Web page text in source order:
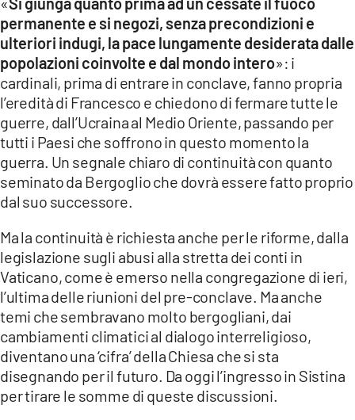
CATANZAROCHANNEL.IT
LACAPITALENEWS.IT
App
ANDROID
APPLE
permanente e si negozi, senza precondizioni e
ulteriori indugi, la pace lungamente desiderata dalle
popolazioni coinvolte e dal mondo intero»: i
cardinali, prima di entrare in conclave, fanno propria
l’eredità di Francesco e chiedono di fermare tutte le
guerre, dall’Ucraina al Medio Oriente, passando per
tutti i Paesi che soffrono in questo momento la
guerra. Un segnale chiaro di continuità con quanto
seminato da Bergoglio che dovrà essere fatto proprio
dal suo successore.
Ma la continuità è richiesta anche per le riforme, dalla
legislazione sugli abusi alla stretta dei conti in
Vaticano, come è emerso nella congregazione di ieri,
l’ultima delle riunioni del pre-conclave. Ma anche
temi che sembravano molto bergogliani, dai
cambiamenti climatici al dialogo interreligioso,
diventano una ‘cifra’ della Chiesa che si sta
disegnando per il futuro. Da oggi l’ingresso in Sistina
per tirare le somme di queste discussioni.